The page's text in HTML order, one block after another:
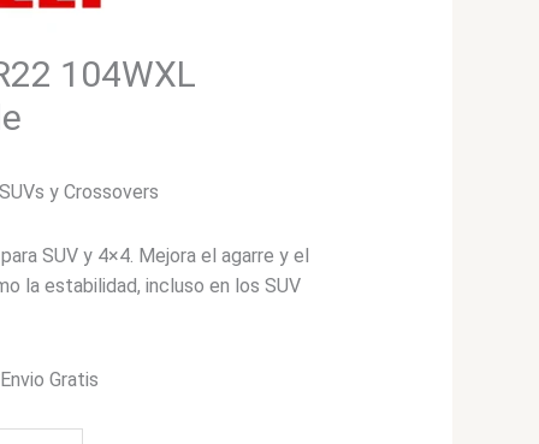
104WXL
y Crossovers
SUV y 4×4. Mejora el agarre y el
la estabilidad, incluso en los SUV
Gratis